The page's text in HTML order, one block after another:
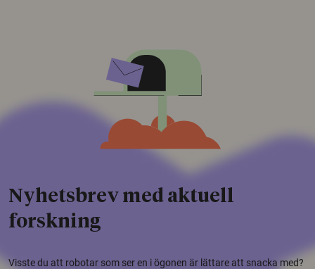
Nyhetsbrev med aktuell
forskning
Visste du att robotar som ser en i ögonen är lättare att snacka med?